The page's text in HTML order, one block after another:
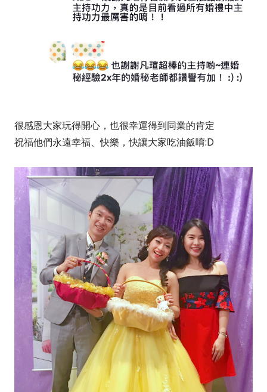
很感恩大家玩得開心，也很幸運得到同業的肯定
祝福他們永遠幸福、快樂，快讓大家吃油飯唷:D